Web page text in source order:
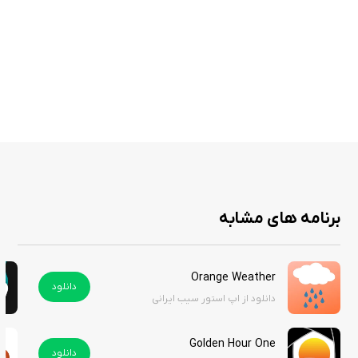
استور ۴ دلار است اما شما می‌توانید آن را از سیب ایرانی به صورت رایگان دانلود
کنید.
برنامه های مشابه
Orange Weather
دانلود از اپ استور سیب ایرانی
دانلود
Golden Hour One
دانلود